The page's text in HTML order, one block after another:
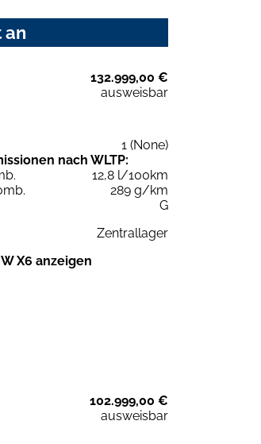
an
132.999,00 €
ausweisbar
1 (None)
nach WLTP:
12,8 l/100km
289 g/km
G
Zentrallager
X6 anzeigen
102.999,00 €
ausweisbar